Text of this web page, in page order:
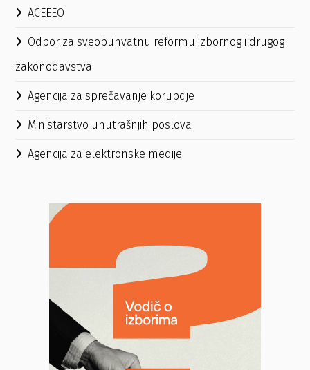
ACEEEO
Odbor za sveobuhvatnu reformu izbornog i drugog
zakonodavstva
Agencija za sprečavanje korupcije
Ministarstvo unutrašnjih poslova
Agencija za elektronske medije